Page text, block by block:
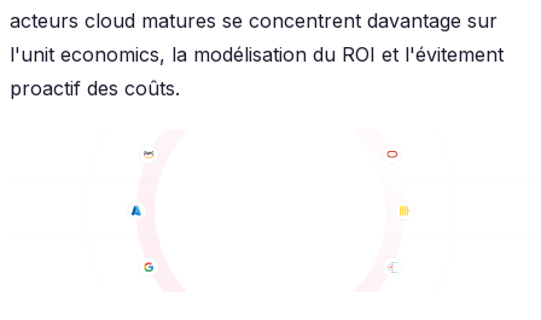
acteurs cloud matures se concentrent davantage sur
l'unit economics, la modélisation du ROI et l'évitement
proactif des coûts.